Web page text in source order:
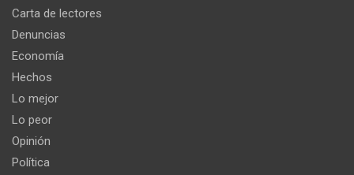
Carta de lectores
Denuncias
Economía
Hechos
Lo mejor
Lo peor
Opinión
Política